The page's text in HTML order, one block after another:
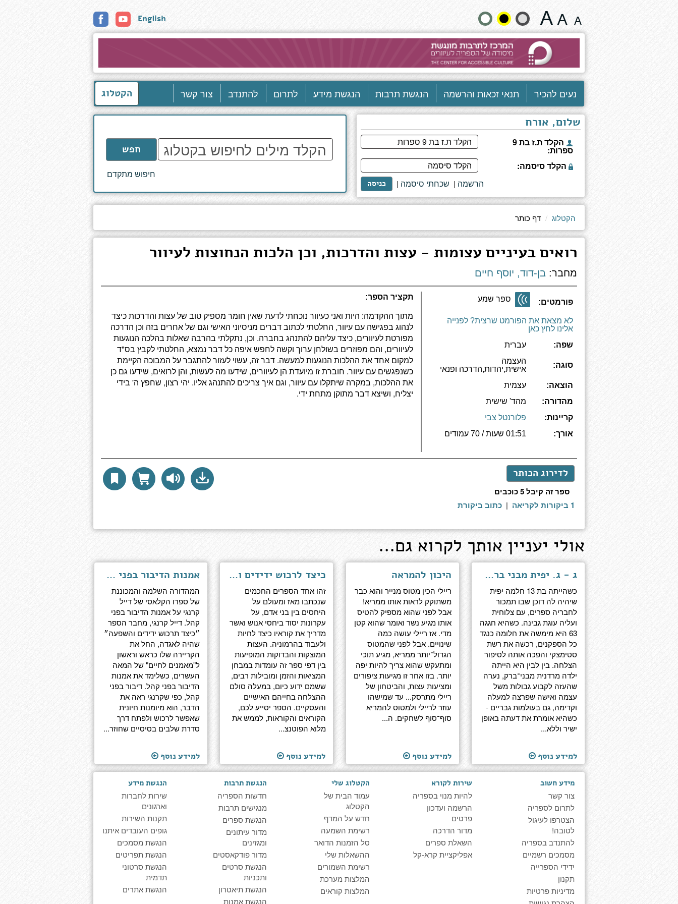
כותר
שנה
גודל
וצבעים:
English
נעים להכיר תנאי זכאות והרשמה הנגשת תרבות הנגשת מידע לתרום להתנדב צור קשר הקטלוג
שלום, אורח
הקלד ת.ז בת 9
ספרות:
הקלד סיסמה:
כניסה | שכחתי סיסמה | הרשמה
הקלד
מילים
לחיפוש
חפש
חיפוש מתקדם
הקטלוג דף כותר
רואים בעיניים עצומות - עצות והדרכות, וכן הלכות הנחוצות לעיוור
מחבר: בן-דוד, יוסף חיים
פורמטים: ספר שמע
לא מצאת את הפורמט שרצית? לפנייה
אלינו לחץ כאן
שפה:
עברית
סוגה:
העצמה
אישית,יהדות,הדרכה ופנאי
הוצאה:
עצמית
מהדורה:
מהד' שישית
קריינות:
פלורנטל צבי
אורך:
01:51 שעות / 70 עמודים
תקציר הספר:
מתוך ההקדמה: היות ואני כעיוור נוכחתי לדעת שאין חומר מספיק טוב של עצות והדרכות כיצד
לנהוג בפגישה עם עיוור, החלטתי לכתוב דברים מניסיוני האישי וגם של אחרים בזה וכן הדרכה
מפורטת לעיוורים, כיצד עליהם להתנהג בחברה. וכן, נתקלתי בהרבה שאלות בהלכה הנוגעות
לעיוורים, והם מפוזרים בשולחן ערוך וקשה לחפש איפה כל דבר נמצא, החלטתי לקבץ בס"ד
למקום אחד את ההלכות הנוגעות למעשה. דבר זה, עשוי לעזור להתגבר על המבוכה הקיימת
כשנפגשים עם עיוור. חוברת זו מיועדת הן לעיוורים, שידעו מה לעשות, והן לרואים, שידעו גם כן
את ההלכות, במקרה שיתקלו עם עיוור, וגם איך צריכים להתנהג אליו. יהי רצון, שחפץ ה' בידי
יצליח, ושיצא דבר מתוקן מתחת ידי.
לדירוג הכותר
ספר זה קיבל 5 כוכבים
1 ביקורות לקריאה
| כתוב ביקורת
אולי יעניין אותך לקרוא גם...
ג - ג. יפית מבני ברק לפסגת עולם העסקים
כשהייתה בת 13 חלמה יפית
שיהיה לה דוכן שבו תמכור
לחבריה ספרים, עם צלוחית
ועליה עוגת גבינה. כשהיא חגגה
63 היא מימשה את חלומה כנגד
כל הספקנים, רכשה את רשת
סטימצקי והפכה אותה לסיפור
הצלחה. בין לבין היא הייתה
ילדה מרדנית מבני־ברק, נערה
שהעזה לקבוע גבולות משל
עצמה ואישה שפרצה למעלה
וקדימה, גם בעולמות גבריים -
כשהיא אומרת את דעתה באופן
ישיר וללא...
למידע נוסף
היכון להמראה
ריילי הכין מטוס מנייר והוא כבר
משתוקק לראות אותו ממריא!
אבל לפני שהוא מספיק להטיס
אותו מגיע נשר ואומר שהוא קטן
מדי. אז ריילי עושה כמה
שינויים. אבל לפני שהמטוס
הגדול־יותר ממריא, מגיע תוכי
ומתעקש שהוא צריך להיות יפה
יותר. בזו אחר זו מגיעות ציפורים
ומציעות עצות, והביטחון של
ריילי מתרסק... עד שמישהו
עוזר לריילי ולמטוס להמריא
סוף־סוף לשחקים. ה...
למידע נוסף
כיצד לרכוש ידידים והשפעה - מהדורה מעודכנת לדור המנהיגים הבא
זהו אחד הספרים החכמים
שנכתבו מאז ומעולם על
היחסים בין בני אדם, על
עקרונות יסוד ביחסי אנוש ואשר
מדריך את קוראיו כיצד לחיות
ולעבוד בהרמוניה. העצות
המוצקות והבדוקות המופיעות
בין דפי ספר זה עומדות במבחן
המציאות והזמן ומובילות רבים,
ששמם ידוע כיום, במעלה סולם
ההצלחה בחייהם האישיים
והעסקיים. הספר יסייע לכם,
הקוראים והקוראות, לממש את
מלוא הפוטנצ...
למידע נוסף
אמנות הדיבור בפני קהל - התוכנית המלאה, ערוכה מחדש ומעודכנת על ידי דוקטור ארתור פל
המהדורה השלמה והמכוננת
של ספרו הקלאסי של דייל
קרנגי על אמנות הדיבור בפני
קהל. דייל קרנגי, מחבר הספר
״כיצד תרכוש ידידים והשפעה״
שהיה לאגדה, החל את
הקריירה שלו כראש וראשון
ל"מאמנים לחיים" של המאה
העשרים, כשלימד את אמנות
הדיבור בפני קהל. דיבור בפני
קהל, כפי שקרנגי ראה את
הדבר, הוא מיומנות חיונית
שאפשר לרכוש ולפתח דרך
סדרת שלבים בסיסיים שחוזר...
למידע נוסף
מידע חשוב
צור קשר
לתרום לספריה
הצטרפו לעיגול
לטובה!
להתנדב בספריה
מסמכים רשמיים
ידידי הספרייה
תקנון
מדיניות פרטיות
שירות לקורא
להיות מנוי בספריה
הרשמה ועדכון
פרטים
מדור הדרכה
השאלת ספרים
אפליקציית קרא-קל
הקטלוג שלי
עמוד הבית של
הקטלוג
חדש על המדף
רשימת השמעה
סל הזמנות הדואר
ההשאלות שלי
רשימת השמורים
המלצות מערכת
המלצות קוראים
הנגשת תרבות
חדשות הספריה
מנגישים תרבות
הנגשת ספרים
מדור עיתונים
ומגזינים
מדור פודקאסטים
הנגשת סרטים
ותכניות
הנגשת תיאטרון
הנגשת אמנות
הנגשת מידע
שירות לחברות
וארגונים
תקנות השירות
גופים העובדים איתנו
הנגשת מסמכים
הנגשת תפריטים
הנגשת סרטוני
תדמית
הנגשת אתרים